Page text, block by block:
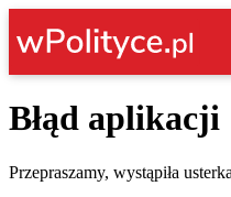
Błąd aplikacji
Przepraszamy, wystąpiła